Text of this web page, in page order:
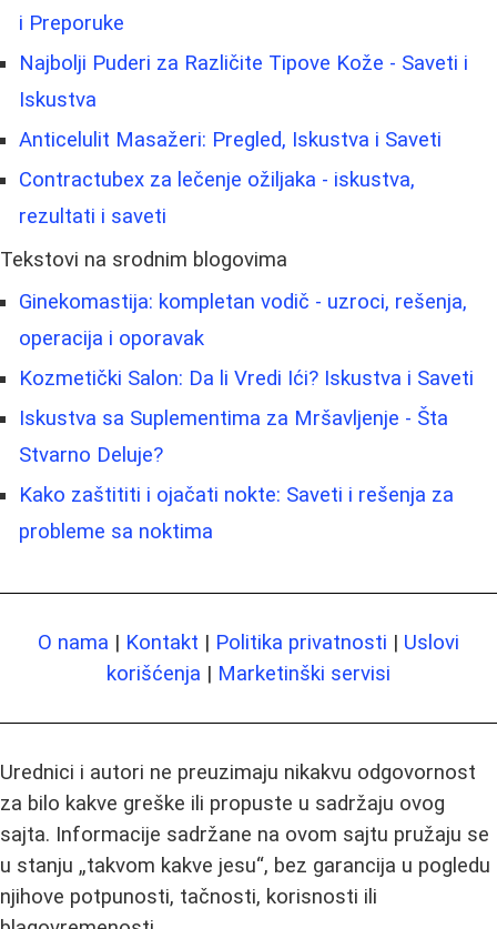
i Preporuke
Najbolji Puderi za Različite Tipove Kože - Saveti i
Iskustva
Anticelulit Masažeri: Pregled, Iskustva i Saveti
Contractubex za lečenje ožiljaka - iskustva,
rezultati i saveti
Tekstovi na srodnim blogovima
Ginekomastija: kompletan vodič - uzroci, rešenja,
operacija i oporavak
Kozmetički Salon: Da li Vredi Ići? Iskustva i Saveti
Iskustva sa Suplementima za Mršavljenje - Šta
Stvarno Deluje?
Kako zaštititi i ojačati nokte: Saveti i rešenja za
probleme sa noktima
O nama | Kontakt | Politika privatnosti | Uslovi
korišćenja | Marketinški servisi
Urednici i autori ne preuzimaju nikakvu odgovornost
za bilo kakve greške ili propuste u sadržaju ovog
sajta. Informacije sadržane na ovom sajtu pružaju se
u stanju „takvom kakve jesu“, bez garancija u pogledu
njihove potpunosti, tačnosti, korisnosti ili